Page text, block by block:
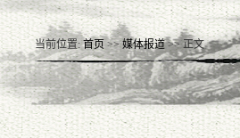
当前位置:首页 >>媒体报道>> 正文